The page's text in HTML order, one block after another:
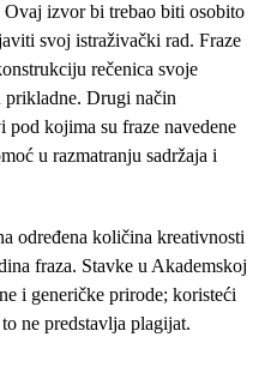
izvor bi trebao biti osobito
svoj istraživački rad. Fraze
rečenica svoje
prikladne. Drugi način
pod kojima su fraze navedene
u razmatranju sadržaja i
određena količina kreativnosti
fraza. Stavke u Akademskoj
i generičke prirode; koristeći
ne predstavlja plagijat.